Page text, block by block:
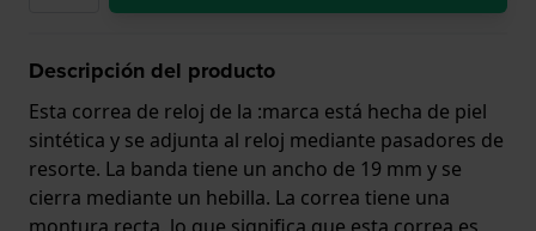
Descripción del producto
Esta correa de reloj de la :marca está hecha de piel
sintética y se adjunta al reloj mediante pasadores de
resorte. La banda tiene un ancho de 19 mm y se
cierra mediante un hebilla. La correa tiene una